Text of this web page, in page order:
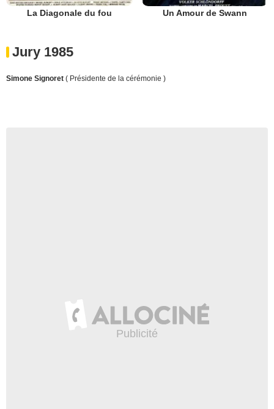
La Diagonale du fou Un Amour de Swann
Jury 1985
Simone Signoret ( Présidente de la cérémonie )